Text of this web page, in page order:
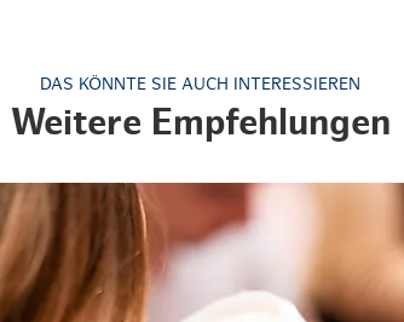
DAS KÖNNTE SIE AUCH INTERESSIEREN
Weitere Empfehlungen